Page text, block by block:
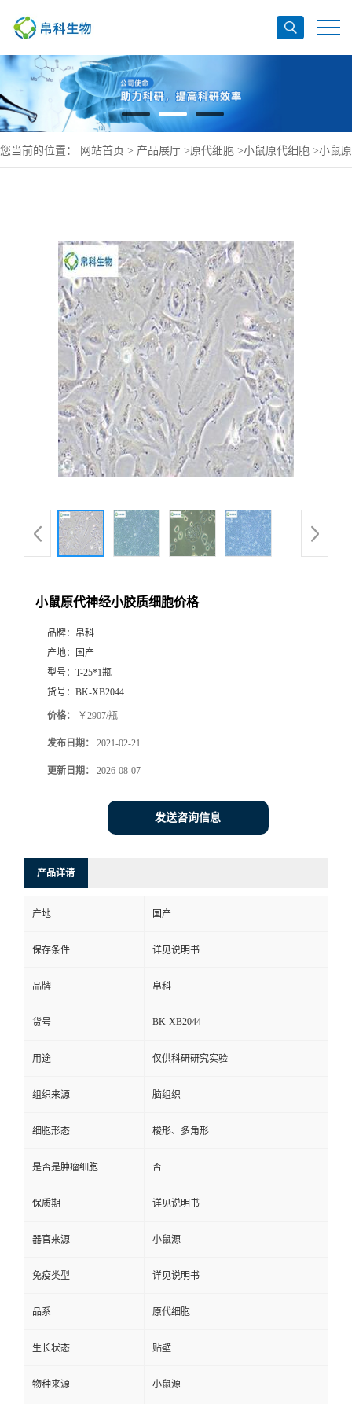
您当前的位置： 网站首页 > 产品展厅 >原代细胞 >小鼠原代细胞 >小鼠原
小鼠原代神经小胶质细胞价格
品牌： 帛科
产地：
国产
型号： T-25*1瓶
货号： BK-XB2044
价格： ￥2907/瓶
发布日期： 2021-02-21
更新日期： 2026-08-07
发送咨询信息
产品详请
产地 国产
保存条件 详见说明书
品牌 帛科
货号 BK-XB2044
用途 仅供科研研究实验
组织来源 脑组织
细胞形态 梭形、多角形
是否是肿瘤细胞 否
保质期 详见说明书
器官来源 小鼠源
免疫类型 详见说明书
品系 原代细胞
生长状态 贴壁
物种来源 小鼠源